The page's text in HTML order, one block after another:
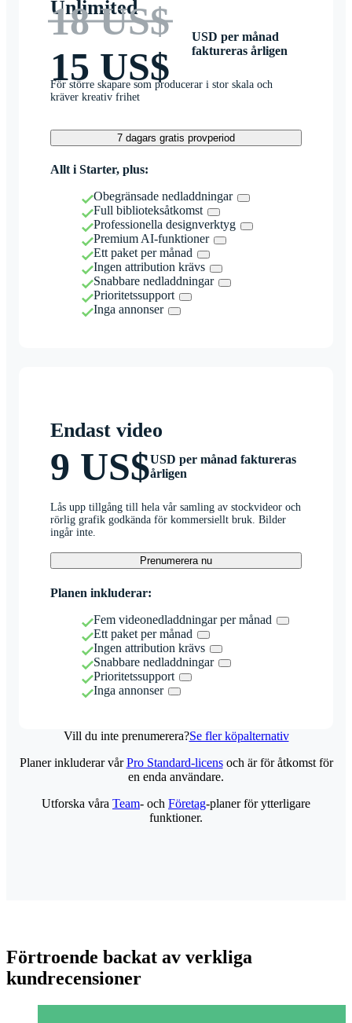
Unlimited
18 US$
15 US$
USD per månad
faktureras årligen
För större skapare som producerar i stor skala och
kräver kreativ frihet
7 dagars gratis provperiod
Allt i Starter, plus:
Obegränsade nedladdningar
Full biblioteksåtkomst
Professionella designverktyg
Premium AI-funktioner
Ett paket per månad
Ingen attribution krävs
Snabbare nedladdningar
Prioritetssupport
Inga annonser
Endast video
9 US$USD per månad faktureras
årligen
Lås upp tillgång till hela vår samling av stockvideor och
rörlig grafik godkända för kommersiellt bruk. Bilder
ingår inte.
Prenumerera nu
Planen inkluderar:
Fem videonedladdningar per månad
Ett paket per månad
Ingen attribution krävs
Snabbare nedladdningar
Prioritetssupport
Inga annonser
Vill du inte prenumerera?Se fler köpalternativ
Planer inkluderar vårPro Standard-licensoch är för åtkomst för
en enda användare.
Utforska våra Team- och Företag-planer för ytterligare
funktioner.
Förtroende backat av verkliga
kundrecensioner